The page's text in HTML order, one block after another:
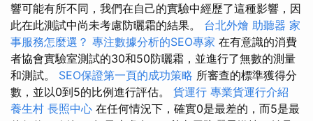
響可能有所不同，我們在自己的實驗中經歷了這種影響，因
此在此測試中尚未考慮防曬霜的結果。 台北外燴 助聽器 家
事服務怎麼選？ 專注數據分析的SEO專家 在有意識的消費
者協會實驗室測試的30和50防曬霜，並進行了無數的測量
和測試。 SEO保證第一頁的成功策略 所審查的標準獲得分
數，並以0到5的比例進行評估。 貨運行 專業貨運行介紹
養生村 長照中心 在任何情況下，確實0是最差的，而5是最